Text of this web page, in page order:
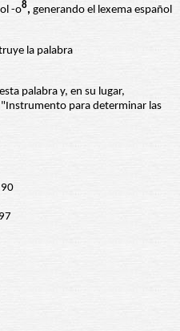
-o8, generando el lexema español
la palabra
palabra y, en su lugar,
para determinar las
90